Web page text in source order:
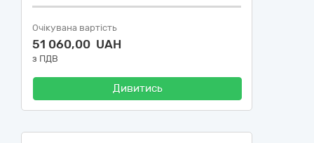
Очікувана вартість
51 060,00 UAH
з ПДВ
Дивитись